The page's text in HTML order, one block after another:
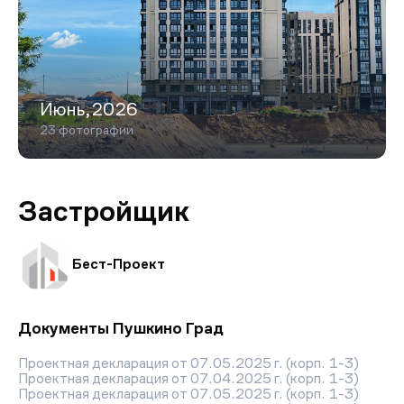
комплекс расположен рядом с Учинским
водохранилищем и лесными массивами. При этом с
одной стороны территории проходит
железнодорожное полотно, а с другой — расположены
склады маркетплейсов, что создаёт повышенный
трафик грузового и легкового транспорта.
Класс энергоэффективности зданий — А, что
гарантирует экономию ресурсов и комфортные условия
проживания. Адрес комплекса: Московская область,
Июнь,2026
23 фотографии
Застройщик
Бест-Проект
Документы Пушкино Град
Проектная декларация от 07.05.2025 г. (корп. 1-3)
Проектная декларация от 07.04.2025 г. (корп. 1-3)
Проектная декларация от 07.05.2025 г. (корп. 1-3)